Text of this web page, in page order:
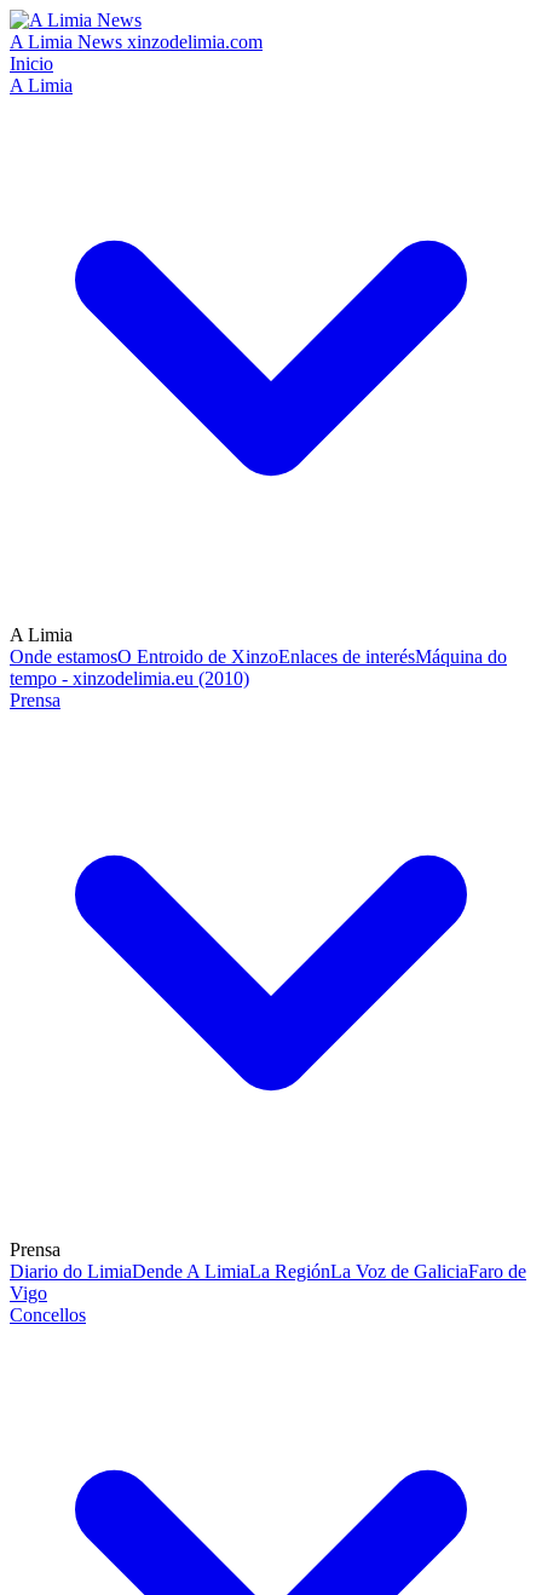
A Limia News xinzodelimia.com
Inicio
A Limia
A Limia
Onde estamosO Entroido de XinzoEnlaces de interésMáquina do
tempo - xinzodelimia.eu (2010)
Prensa
Prensa
Diario do LimiaDende A LimiaLa RegiónLa Voz de GaliciaFaro de
Vigo
Concellos